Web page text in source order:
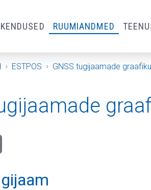
RUUMIANDMED
ESTPOS GNSS tugijaamade